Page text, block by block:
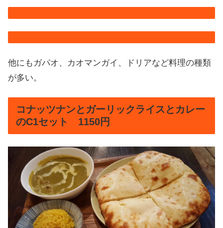
他にもガパオ、カオマンガイ、ドリアなど料理の種類
が多い。
コナッツナンとガーリックライスとカレー
のC1セット 1150円